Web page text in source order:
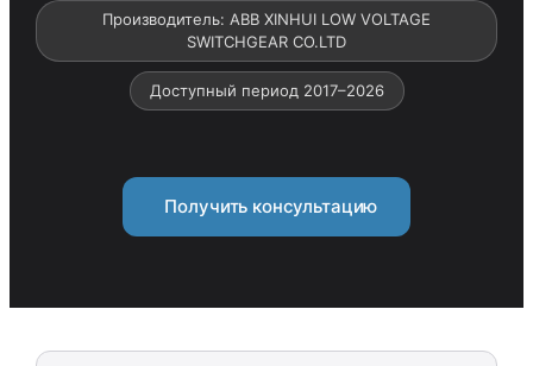
Производитель: ABB XINHUI LOW VOLTAGE
SWITCHGEAR CO.LTD
Доступный период 2017–2026
Получить консультацию